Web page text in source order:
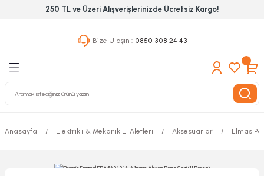
250 TL ve Üzeri Alışverişlerinizde Ücretsiz Kargo!
Bize Ulaşın : 0850 308 24 43
Geri Dön
Geri Dön
& Nalburiye
Grubu
Geri Dön
Anasayfa Elektrikli & Mekanik El Aletleri Aksesuarlar Elmas